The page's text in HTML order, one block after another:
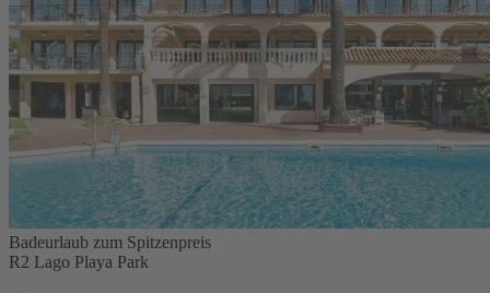
Badeurlaub zum Spitzenpreis
R2 Lago Playa Park